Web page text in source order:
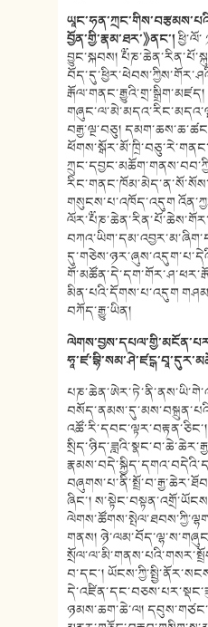
བྱོན་གྱི་རྣམ་ཐར་》ནང་།
བྱུང་སྐབས།
བརྒྱ་ལྔ་བཅུ།
གསུངས་པ་འཁོད་འདུག
མིན་པའི་དོགས་པ་འདུག
བཀོད་རྒྱུ་ཡིན།
ཞིང་།
གནས།
བ་དང་།
ཉམས་ཆག་ཆེ་ལ།